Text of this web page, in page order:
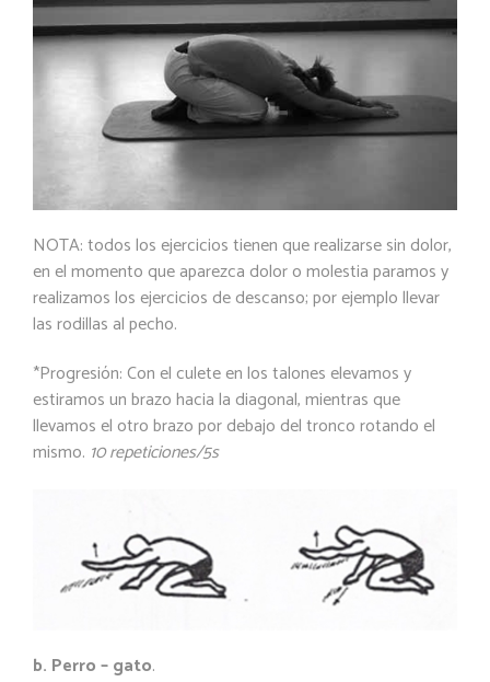
NOTA: todos los ejercicios tienen que realizarse sin dolor,
en el momento que aparezca dolor o molestia paramos y
realizamos los ejercicios de descanso; por ejemplo llevar
las rodillas al pecho.
*Progresión:Con el culete en los talones elevamos y
estiramos un brazo hacia la diagonal, mientras que
llevamos el otro brazo por debajo del tronco rotando el
mismo. 10 repeticiones/5s
b. Perro – gato.